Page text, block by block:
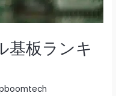
基板ランキ